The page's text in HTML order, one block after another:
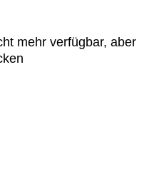
mehr verfügbar, aber